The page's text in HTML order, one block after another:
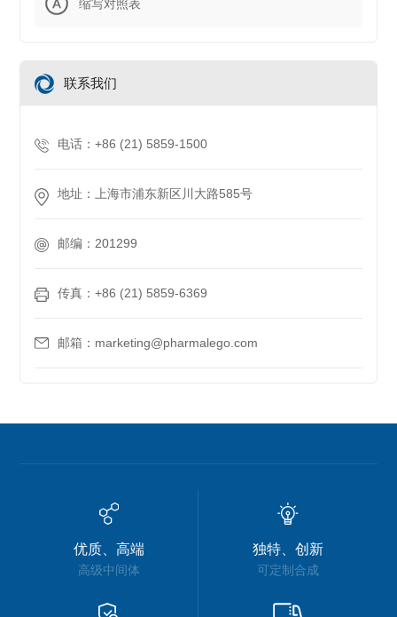
缩写对照表
联系我们
电话：+86 (21) 5859-1500
地址：上海市浦东新区川大路585号
邮编：201299
传真：+86 (21) 5859-6369
邮箱：marketing@pharmalego.com
优质、高端
高级中间体
独特、创新
可定制合成